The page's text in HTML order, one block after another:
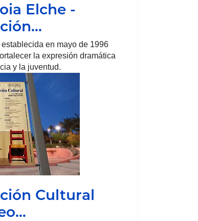
Elche -
en mayo de 1996
la expresión dramática
y la juventud.
Cultural